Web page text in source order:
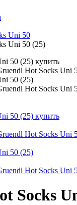
Uni 50
Uni 50 (25)
Socks